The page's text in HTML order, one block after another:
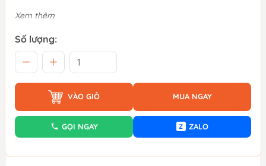
Xem thêm
Số lượng:
VÀO GIỎ MUA NGAY
GỌI NGAY Z ZALO